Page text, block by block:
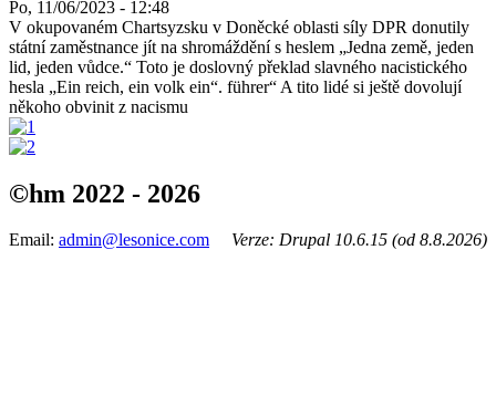
Po, 11/06/2023 - 12:48
V okupovaném Chartsyzsku v Doněcké oblasti síly DPR donutily
státní zaměstnance jít na shromáždění s heslem „Jedna země, jeden
lid, jeden vůdce.“ Toto je doslovný překlad slavného nacistického
hesla „Ein reich, ein volk ein“. führer“ A tito lidé si ještě dovolují
někoho obvinit z nacismu
©hm 2022 - 2026
Email: admin@lesonice.com Verze: Drupal 10.6.15 (od 8.8.2026)